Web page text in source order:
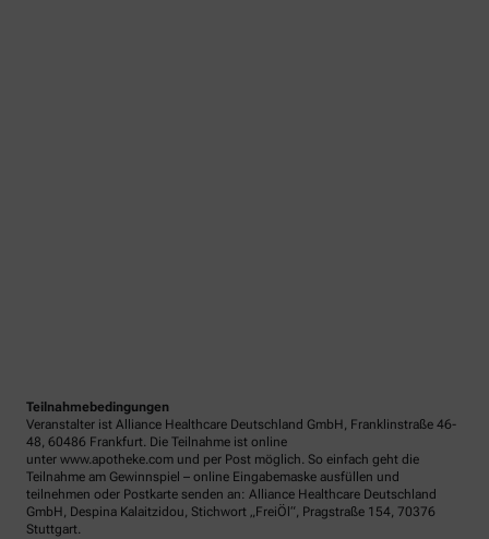
Teilnahmebedingungen
Veranstalter ist Alliance Healthcare Deutschland GmbH, Franklinstraße 46-
48, 60486 Frankfurt. Die Teilnahme ist online
unter www.apotheke.com und per Post möglich. So einfach geht die
Teilnahme am Gewinnspiel – online Eingabemaske ausfüllen und
teilnehmen oder Postkarte senden an: Alliance Healthcare Deutschland
GmbH, Despina Kalaitzidou, Stichwort „FreiÖl“, Pragstraße 154, 70376
Stuttgart.